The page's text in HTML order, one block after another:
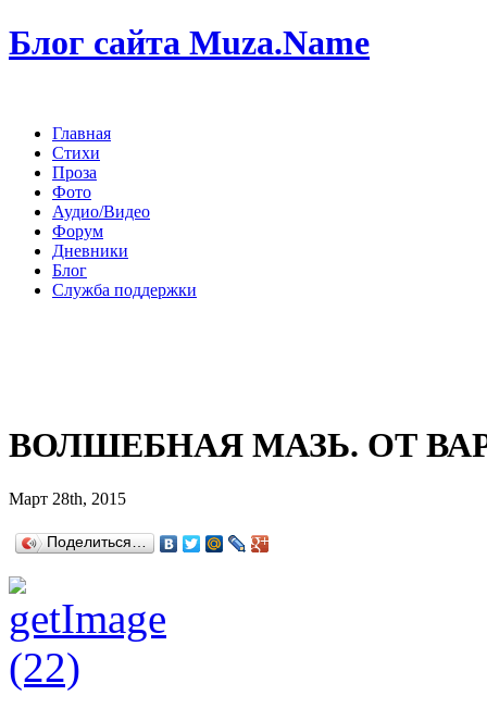
Блог сайта Muza.Name
Главная
Стихи
Проза
Фото
Аудио/Видео
Форум
Дневники
Блог
Служба поддержки
ВОЛШЕБНАЯ МАЗЬ. ОТ
Март 28th, 2015
Поделиться…